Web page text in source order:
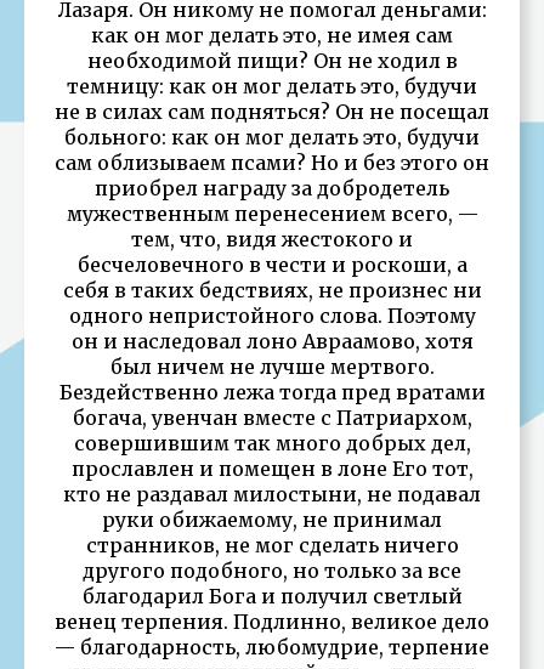
Лазаря. Он никому не помогал деньгами:
как он мог делать это, не имея сам
необходимой пищи? Он не ходил в
темницу: как он мог делать это, будучи
не в силах сам подняться? Он не посещал
больного: как он мог делать это, будучи
сам облизываем псами? Но и без этого он
приобрел награду за добродетель
мужественным перенесением всего, —
тем, что, видя жестокого и
бесчеловечного в чести и роскоши, а
себя в таких бедствиях, не произнес ни
одного непристойного слова. Поэтому
он и наследовал лоно Авраамово, хотя
был ничем не лучше мертвого.
Бездейственно лежа тогда пред вратами
богача, увенчан вместе с Патриархом,
совершившим так много добрых дел,
прославлен и помещен в лоне Его тот,
кто не раздавал милостыни, не подавал
руки обижаемому, не принимал
странников, не мог сделать ничего
другого подобного, но только за все
благодарил Бога и получил светлый
венец терпения. Подлинно, великое дело
— благодарность, любомудрие, терпение